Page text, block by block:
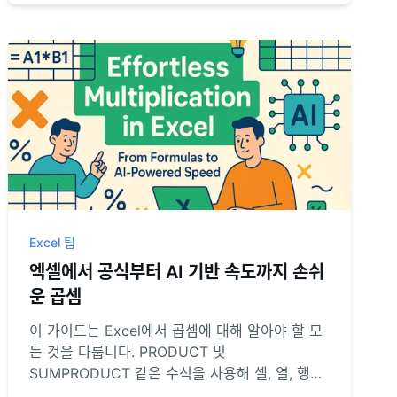
와드립니다.
Excel 팁
엑셀에서 공식부터 AI 기반 속도까지 손쉬
운 곱셈
이 가이드는 Excel에서 곱셈에 대해 알아야 할 모
든 것을 다룹니다. PRODUCT 및
SUMPRODUCT 같은 수식을 사용해 셀, 열, 행을